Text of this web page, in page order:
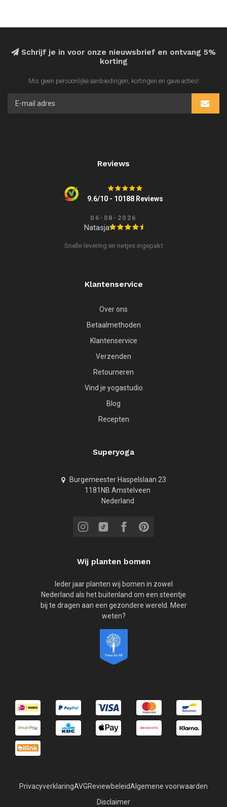
Schrijf je in voor onze nieuwsbrief en ontvang 5%
korting
Mis geen persoonlijke aanbiedingen, kortingen en gave acties!
Reviews
9.6/10 - 10188 Reviews
06-08-2026
Natasja
Snelle levering en netjes ingepakt
Klantenservice
Over ons
Betaalmethoden
Klantenservice
Verzenden
Retourneren
Vind je yogastudio
Blog
Recepten
Superyoga
Burgemeester Haspelslaan 23
1181NB Amstelveen
Nederland
Wij planten bomen
Ieder jaar planten wij bomen in zowel
Nederland als het buitenland om een steentje
bij te dragen aan een gezondere wereld. Meer
weten?
PrivacyverklaringAVGReviewbeleidAlgemene voorwaarden
Disclaimer